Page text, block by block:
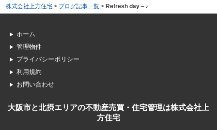
株式会社上方住宅 > ブログ記事一覧 > Refresh day～♪
ホーム
管理物件
プライバシーポリシー
利用規約
お問い合わせ
大阪市と北摂エリアの不動産売買・住宅管理は株式会社上
方住宅